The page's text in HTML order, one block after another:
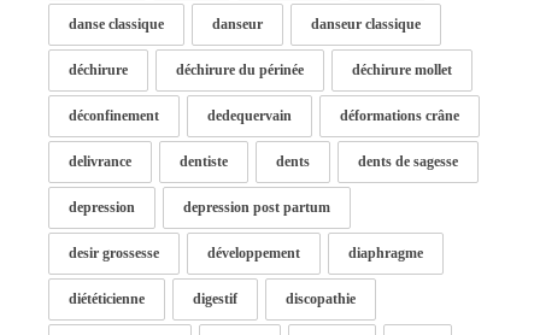
danse classique danseur danseur classique
déchirure déchirure du périnée déchirure mollet
déconfinement dedequervain déformations crâne
delivrance dentiste dents dents de sagesse
depression depression post partum
desir grossesse développement diaphragme
diététicienne digestif discopathie